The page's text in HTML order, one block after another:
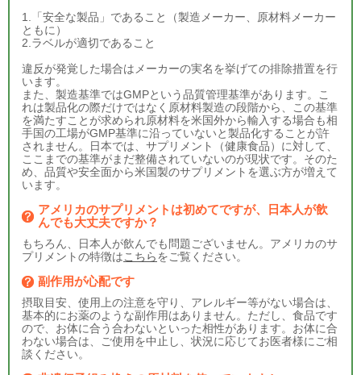
1.「安全な製品」であること（製造メーカー、原材料メーカー
ともに）
2.ラベルが適切であること
違反が発覚した場合はメーカーの実名を挙げての排除措置を行
います。
また、製造基準ではGMPという品質管理基準があります。こ
れは製品化の際だけではなく原材料製造の段階から、この基準
を満たすことが求められ原材料を米国外から輸入する場合も相
手国の工場がGMP基準に沿っていないと製品化することが許
されません。日本では、サプリメント（健康食品）に対して、
ここまでの基準がまだ整備されていないのが現状です。そのた
め、品質や安全面から米国製のサプリメントを選ぶ方が増えて
います。
アメリカのサプリメントは初めてですが、日本人が飲
んでも大丈夫ですか？
もちろん、日本人が飲んでも問題ございません。アメリカのサ
プリメントの特徴はこちらをご覧ください。
副作用が心配です
摂取目安、使用上の注意を守り、アレルギー等がない場合は、
基本的にお薬のような副作用はありません。ただし、食品です
ので、お体に合う合わないといった相性があります。お体に合
わない場合は、ご使用を中止し、状況に応じてお医者様にご相
談ください。